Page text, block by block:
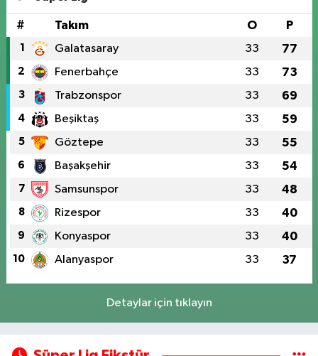
# Takım O P
1 Galatasaray 33 77
2 Fenerbahçe 33 73
3 Trabzonspor 33 69
4 Beşiktaş 33 59
5 Göztepe 33 55
6 Başakşehir 33 54
7 Samsunspor 33 48
8 Rizespor 33 40
9 Konyaspor 33 40
10 Alanyaspor 33 37
Detaylar için tıklayın